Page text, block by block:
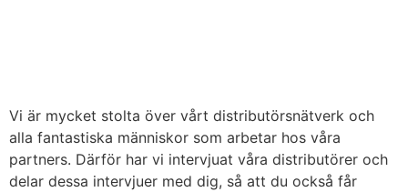
Vi är mycket stolta över vårt distributörsnätverk och
alla fantastiska människor som arbetar hos våra
partners. Därför har vi intervjuat våra distributörer och
delar dessa intervjuer med dig, så att du också får